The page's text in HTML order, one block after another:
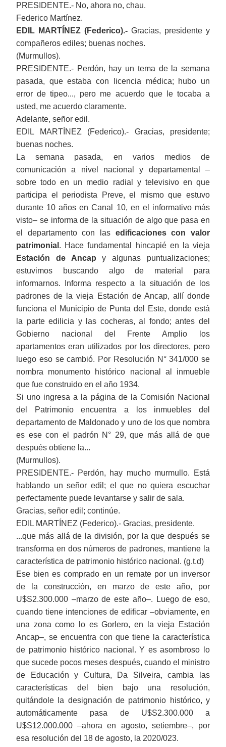
PRESIDENTE.- No, ahora no, chau.
Federico Martínez.
EDIL MARTÍNEZ (Federico).- Gracias, presidente y
compañeros ediles; buenas noches.
(Murmullos).
PRESIDENTE.- Perdón, hay un tema de la semana
pasada, que estaba con licencia médica; hubo un
error de tipeo..., pero me acuerdo que le tocaba a
usted, me acuerdo claramente.
Adelante, señor edil.
EDIL MARTÍNEZ (Federico).-
Gracias, presidente;
buenas noches.
La semana pasada, en varios medios de
comunicación a nivel nacionaly departamental‒
sobre todo en un medio radial y televisivo enque
participa el periodista
Preve, el mismo que estuvo
durante 10 años enCanal 10, en el informativo más
visto‒ se informa de la situación de algo que pasa en
el departamento con las edificaciones con valor
patrimonial . Hace fundamental hincapié en la vieja
Estación de Ancap
y algunas puntualizaciones;
estuvimos buscando algo de material para
informarnos. Informa respecto a
la situación de los
padronesde la vieja Estación de Ancap, allí donde
funciona el Municipio de Punta del Este, donde está
la parte edilicia y las cocheras, al fondo;antes de
Gobierno
nacional del Frente Amplio los
apartamentos eran utilizados por los directores, pero
luego eso se cambió. Por Resolución N° 341/000 se
nombra monumento histórico nacional al inmueble
que fue construido en el año 1934.
Si uno ingresa a la página de la Comisión Nacional
del Patrimonio encuentra a los inmuebles del
departamento de Maldonado y uno de los que nombra
es ese con el padrón N° 29, que más allá de que
después obtiene la...
(Murmullos).
PRESIDENTE.- Perdón, hay mucho murmullo. Está
hablando un señor edil; el que no quiera escuchar
perfectamente puede levantarse y salir de sala.
Gracias, señor edil; continúe.
EDIL MARTÍNEZ (Federico).- Gracias, presidente.
...que más allá de la división, por la quedespués se
transforma en dos números de padrones, mantiene la
característica de patrimonio histórico nacional. (g.t.d)
Ese bien es comprado en un remate por un inversor
de la construcción, en marzo de este año, por
U$S2.300.000 ‒marzo de este año‒. Luego de eso,
cuando tiene intenciones de edificar ‒obviamente, en
una zona como lo es Gorlero, en la vieja
Estación
Ancap‒, se encuentra con que tiene la característica
de patrimonio histórico nacional.Y es asombroso lo
que sucede pocos meses después, cuando el ministro
de Educación y Cultura, Da Silveira, cambia las
características del bien bajo una resolución,
quitándole la designación de patrimonio histórico, y
automáticamente pasa de U$S2.300.000 a
U$S12.000.000 ‒ahora en agosto, setiembre‒, por
esa resolución del 18 de agosto, la 2020/023.